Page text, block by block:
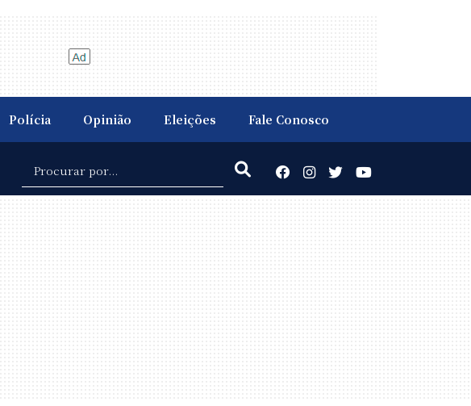
Polícia Opinião Eleições Fale Conosco